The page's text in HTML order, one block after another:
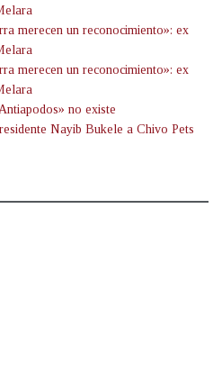
merecen un reconocimiento»: ex
merecen un reconocimiento»: ex
no existe
Nayib Bukele a Chivo Pets